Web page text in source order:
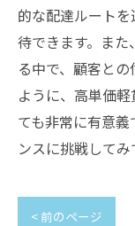
的な配達ルート
待できます。ま
る中で、顧客と
ように、高単価
ても非常に有意
ンスに挑戦してみ
< 前のページ